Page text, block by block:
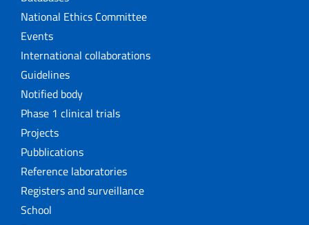
National Ethics Committee
Events
International collaborations
Guidelines
Notified body
Phase 1 clinical trials
Projects
Pubblications
Reference laboratories
Registers and surveillance
School